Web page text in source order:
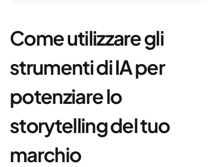
Come utilizzare gli
strumenti di IA per
potenziare lo
storytelling del tuo
marchio